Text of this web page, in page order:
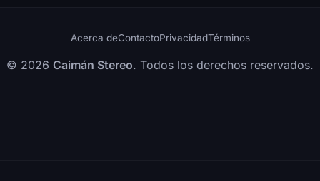
Acerca deContactoPrivacidadTérminos
© 2026 Caimán Stereo. Todos los derechos reservados.